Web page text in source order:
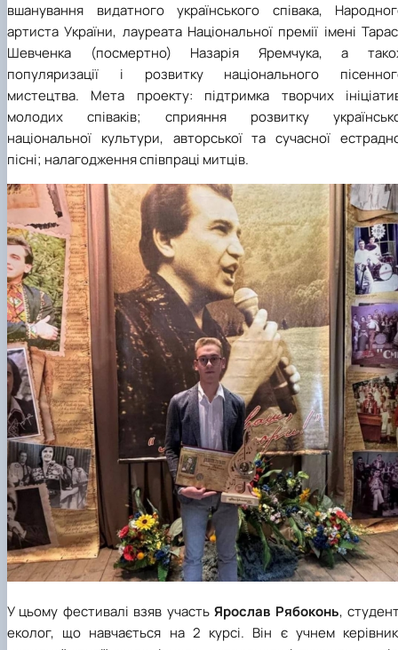
вшанування видатного українського співака,
артиста України, лауреата Національної премії імені
Шевченка (посмертно) Назарія Яремчука, а
популяризації і розвитку національного
мистецтва. Мета проекту: підтримка творчих
молодих співаків; сприяння розвитку
національної культури, авторської та сучасної
пісні; налагодження співпраці митців.
У цьому фестивалі взяв участьЯрослав Рябоконь,
еколог, що навчається на 2 курсі. Він є учнем